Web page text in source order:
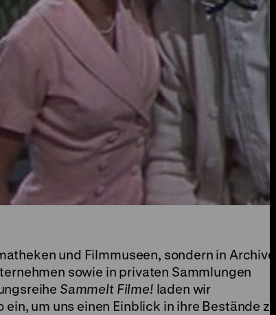
und Filmmuseen, sondern in Archiven
sowie in privaten Sammlungen
Sammelt Filme! laden wir
um uns einen Einblick in ihre Bestände zu